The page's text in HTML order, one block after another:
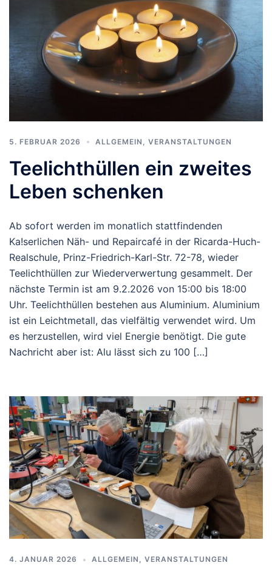
5. FEBRUAR 2026 ALLGEMEIN VERANSTALTUNGEN
Teelichthüllen ein zweites
Leben schenken
Ab sofort werden im monatlich stattfindenden
Ka!serlichen Näh- und Repaircafé in der Ricarda-Huch-
Realschule, Prinz-Friedrich-Karl-Str. 72-78, wieder
Teelichthüllen zur Wiederverwertung gesammelt. Der
nächste Termin ist am 9.2.2026 von 15:00 bis 18:00
Uhr. Teelichthüllen bestehen aus Aluminium. Aluminium
ist ein Leichtmetall, das vielfältig verwendet wird. Um
es herzustellen, wird viel Energie benötigt. Die gute
Nachricht aber ist: Alu lässt sich zu 100 […]
4. JANUAR 2026 ALLGEMEIN VERANSTALTUNGEN